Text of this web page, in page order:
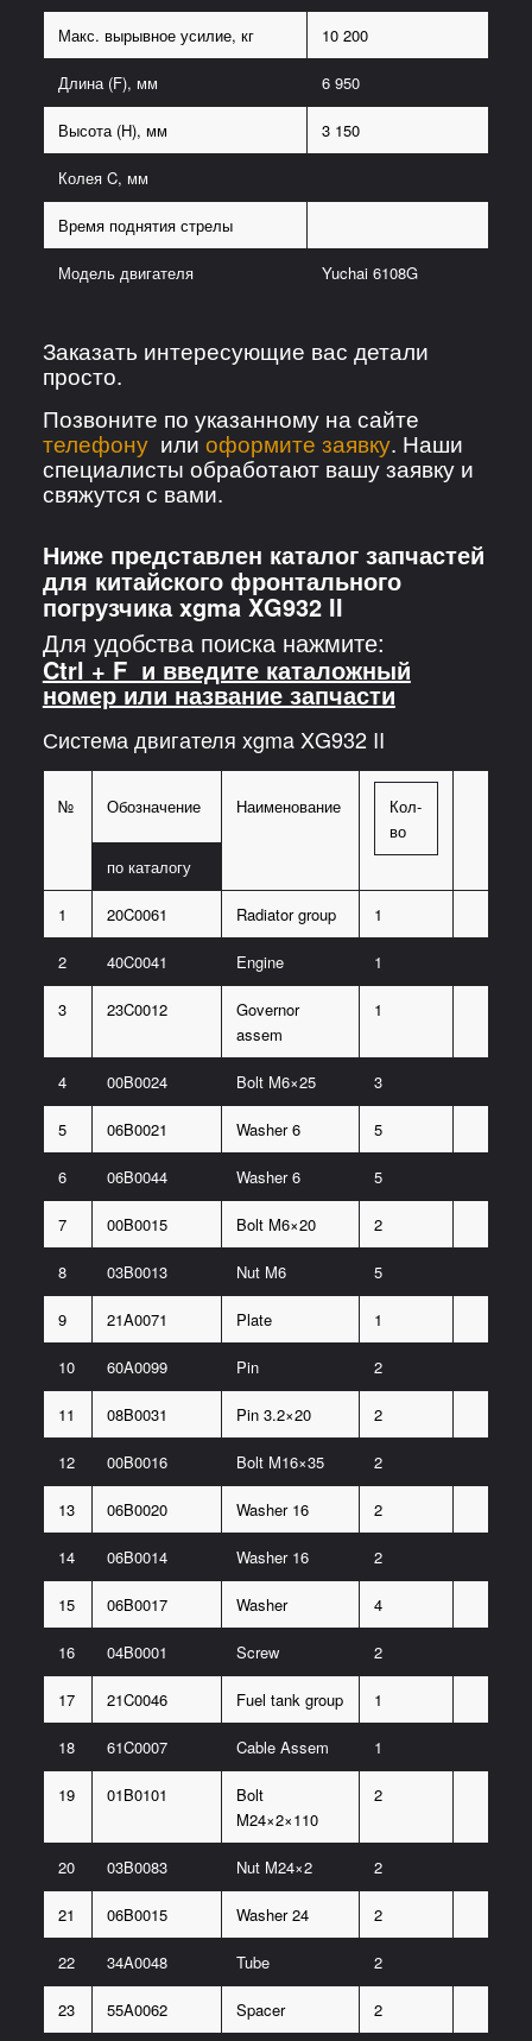
Макс. вырывное усилие, кг 10 200
Длина (F), мм 6 950
Высота (H), мм 3 150
Колея C, мм
Время поднятия стрелы
Модель двигателя Yuchai 6108G
Заказать интересующие вас детали
просто.
Позвоните по указанному на сайте
телефонуили оформите заявку. Наши
специалисты обработают вашу заявку и
свяжутся с вами.
Ниже представлен каталог запчастей
для китайского фронтального
погрузчика xgma XG932 II
Для удобства поиска нажмите:
Ctrl + F и введите каталожный
номер или название запчасти
Система двигателя xgma XG932 II
№ Обозначение Наименование
Кол-
во
по каталогу
1 20C0061 Radiator group 1
2 40C0041 Engine 1
3 23C0012
Governor
assem
1
4 00B0024 Bolt M6×25 3
5 06B0021 Washer 6 5
6 06B0044 Washer 6 5
7 00B0015 Bolt M6×20 2
8 03B0013 Nut M6 5
9 21A0071 Plate 1
10 60A0099 Pin 2
11 08B0031 Pin 3.2×20 2
12 00B0016 Bolt M16×35 2
13 06B0020 Washer 16 2
14 06B0014 Washer 16 2
15 06B0017 Washer 4
16 04B0001 Screw 2
17 21C0046 Fuel tank group 1
18 61C0007 Cable Assem 1
19 01B0101
Bolt
M24×2×110
2
20 03B0083 Nut M24×2 2
21 06B0015 Washer 24 2
22 34A0048 Tube 2
23 55A0062 Spacer 2